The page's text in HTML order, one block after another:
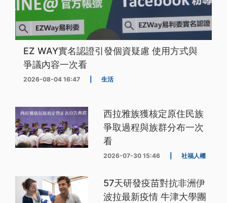
EZ WAY實名認證引發個資疑慮 使用方式與
爭議內容一次看
2026-08-04 16:47 生活
西拉雅族獲核定原住民族
爭取過程與族群分布一次
看
2026-07-30 15:46 社福人權
57天研發疫苗對抗非洲伊
波拉最新疫情 牛津大學團